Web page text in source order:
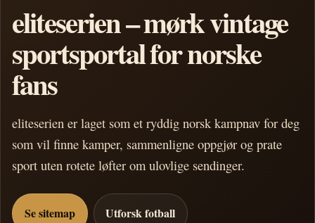
eliteserien – mørk vintage
sportsportal for norske
fans
eliteserien er laget som et ryddig norsk kampnav for deg
som vil finne kamper, sammenligne oppgjør og prate
sport uten rotete løfter om ulovlige sendinger.
Se sitemap Utforsk fotball